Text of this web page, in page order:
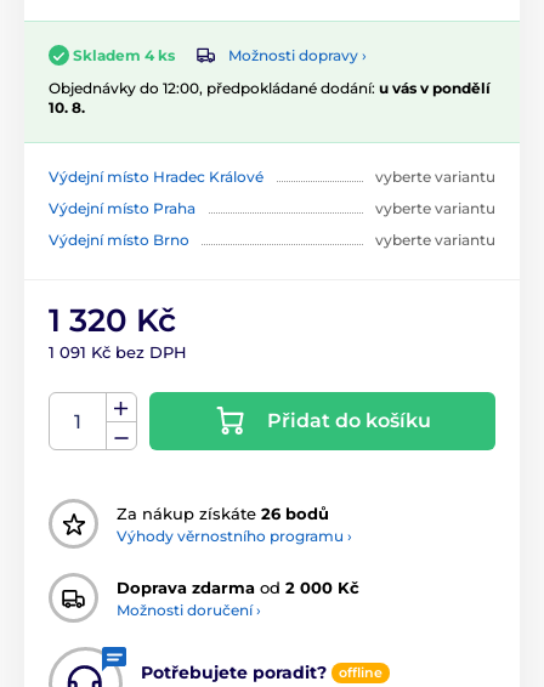
Skladem 4 ks
Možnosti dopravy ›
Objednávky do 12:00, předpokládané dodání: u vás v pondělí
10. 8.
Výdejní místo Hradec Králové
vyberte variantu
Výdejní místo Praha
vyberte variantu
Výdejní místo Brno
vyberte variantu
1 320 Kč
1 091 Kč bez DPH
Přidat do košíku
Za nákup získáte 26 bodů
Výhody věrnostního programu ›
Doprava zdarma od 2 000 Kč
Možnosti doručení ›
Potřebujete poradit? offline